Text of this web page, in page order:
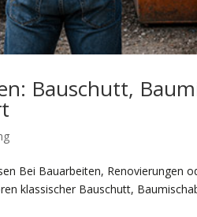
Bauschutt,
Bei Bauarbeiten, Renovierungen
klassischer Bauschutt,